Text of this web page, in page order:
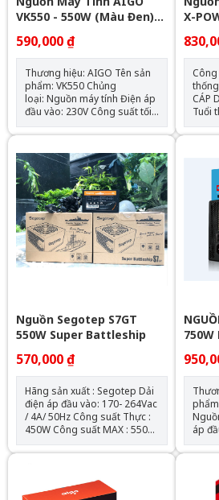
VK550 - 550W (Màu Đen)
Chính Hãng
590,000 ₫
Thương hiệu: AIGO Tên sản
phẩm: VK550 Chủng
loại: Nguồn máy tính Điện áp
đầu vào: 230V Công suất tối
đa: 500Wh Quạt: 120mm Kích
thước (CxRxD): 150mm x
140mm x 85mm Chiều dài
nguồn tối đa: 150mm Số
lượng cable kết nối: 1 x ATX
24-PIN (20+4) 1 x CPU 8-PIN
(4+4) 1 x PCIe 6+2 Pins 3 x
SATA (3 SATA) 3 x PERIPHERAL
(4-PIN)
X-
Công
thống :
CÁP DẸT
Tuổi
Nguồn Segotep S7GT
550W Super Battleship
570,000 ₫
Hãng sản xuất : Segotep Dải
điện áp đầu vào: 170- 264Vac
/ 4A/ 50Hz Công suất Thực :
450W Công suất MAX : 550W
Hiệu suất > 79%-80% Thiết
kế cáp bẹ cao cấp Quạt làm
biến nhiệt độ AI Cooler độc
quyền Hỗ trợ tất cả các dòng
750W
phẩm:
Nguồn
áp
Công
120mm Tiêu